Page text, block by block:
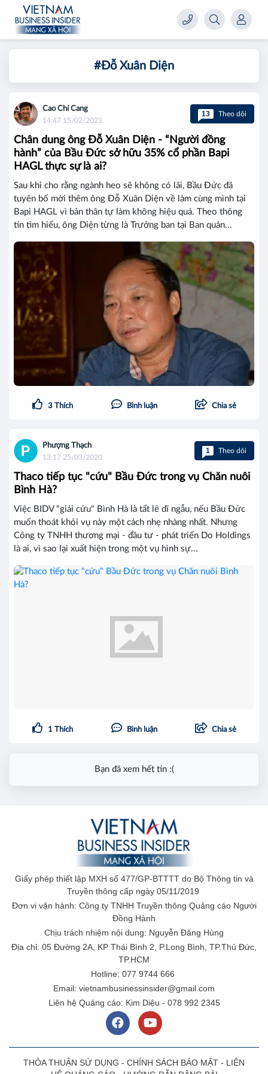
#Đỗ Xuân Diện
Cao Chí Cang
14:47 15/02/2023
13 Theo dõi
Chân dung ông Đỗ Xuân Diện - “Người đồng
hành” của Bầu Đức sở hữu 35% cổ phần Bapi
HAGL thực sự là ai?
Sau khi cho rằng ngành heo sẽ không có lãi, Bầu Đức đã
tuyên bố mời thêm ông Đỗ Xuân Diện về làm cùng mình tại
Bapi HAGL vì bản thân tự làm không hiệu quả. Theo thông
tin tìm hiểu, ông Diện từng là Trưởng ban tại Ban quản...
3 Thích Bình luận Chia sẻ
Phượng Thạch
13:17 25/03/2020
1 Theo dõi
Thaco tiếp tục "cứu" Bầu Đức trong vụ Chăn nuôi
Bình Hà?
Việc BIDV "giải cứu" Bình Hà là tất lẽ dĩ ngẫu, nếu Bầu Đức
muốn thoát khỏi vụ này một cách nhẹ nhàng nhất. Nhưng
Công ty TNHH thương mại - đầu tư - phát triển Do Holdings
là ai, vì sao lại xuất hiện trong một vụ hình sự...
1 Thích Bình luận Chia sẻ
Bạn đã xem hết tin :(
Giấy phép thiết lập MXH số 477/GP-BTTTT do Bộ Thông tin và
Truyền thông cấp ngày 05/11/2019
Đơn vị vận hành: Công ty TNHH Truyền thông Quảng cáo Người
Đồng Hành
Chịu trách nhiệm nội dung: Nguyễn Đăng Hùng
Địa chỉ: 05 Đường 2A, KP Thái Bình 2, P.Long Bình, TP.Thủ Đức,
TP.HCM
Hotline: 077 9744 666
Email: vietnambusinessinsider@gmail.com
Liên hệ Quảng cáo: Kim Diệu - 078 992 2345
THỎA THUẬN SỬ DỤNG - CHÍNH SÁCH BẢO MẬT - LIÊN